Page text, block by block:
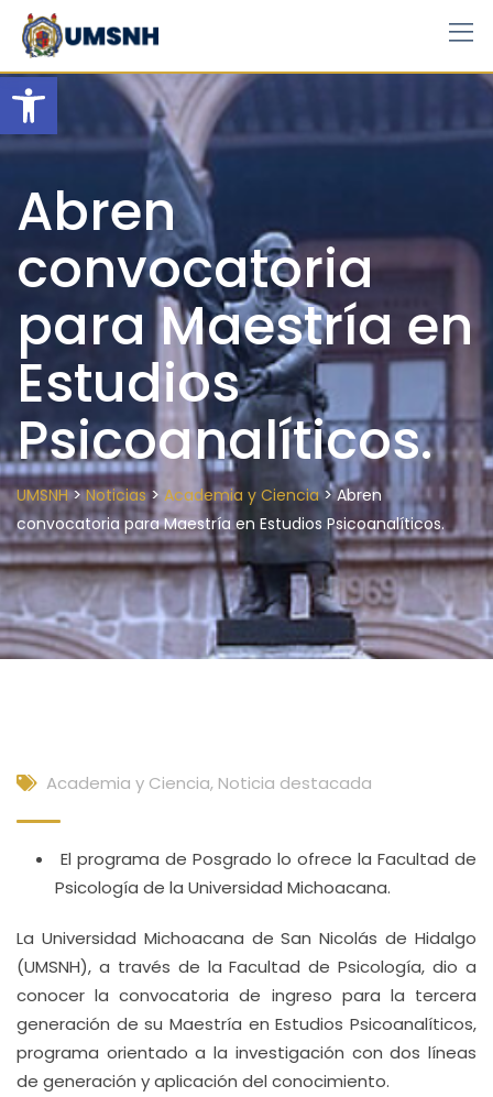
Open toolbar
Skip
content
Abren
convocatoria
para Maestría en
Estudios
Psicoanalíticos.
UMSNH>Noticias> Academia y Ciencia>Abren
convocatoria para Maestría en Estudios Psicoanalíticos.
Academia y Ciencia, Noticia destacada
El programa de Posgrado lo ofrece la Facultad de
Psicología de la Universidad Michoacana.
La Universidad Michoacana de San Nicolás de Hidalgo
(UMSNH), a través de la Facultad de Psicología, dio a
conocer la convocatoria de ingreso para la tercera
generación de su Maestría en Estudios Psicoanalíticos,
programa orientado a la investigación con dos líneas
de generación y aplicación del conocimiento.